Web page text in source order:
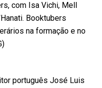
com Isa Vichi, Mell
Booktubers
na formação e no
português José Luis